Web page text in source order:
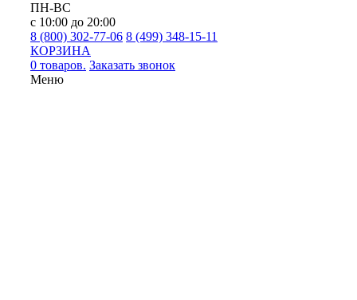
ПН-ВС
с 10:00 до 20:00
8 (800) 302-77-06 8 (499) 348-15-11
КОРЗИНА
0 товаров. Заказать звонок
Меню